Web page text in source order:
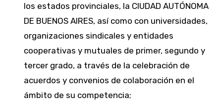
los estados provinciales, la CIUDAD AUTÓNOMA
DE BUENOS AIRES, así como con universidades,
organizaciones sindicales y entidades
cooperativas y mutuales de primer, segundo y
tercer grado, a través de la celebración de
acuerdos y convenios de colaboración en el
ámbito de su competencia;